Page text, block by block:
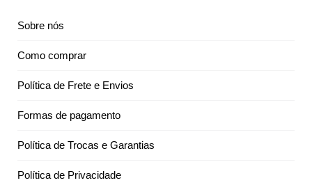
Sobre nós
Como comprar
Política de Frete e Envios
Formas de pagamento
Política de Trocas e Garantias
Política de Privacidade